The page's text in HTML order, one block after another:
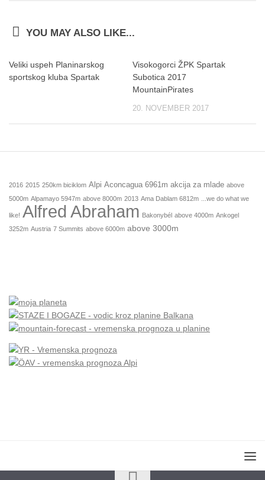
YOU MAY ALSO LIKE...
Veliki uspeh Planinarskog
sportskog kluba Spartak
Visokogorci ŽPK Spartak
Subotica 2017
MountainPirates
20. NOVEMBER 2017
2016 2015 250km biciklom Alpi Aconcagua 6961m akcija za mlade above
5000m Alpamayo 5947m above 8000m 2013 Ama Dablam 6812m ...we do what we
like! Alfred Abraham Bakonybél above 4000m Ankogel
3252m Austria 7 Summits above 6000m above 3000m